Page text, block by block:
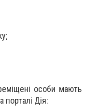
особи мають
порталі Дія: